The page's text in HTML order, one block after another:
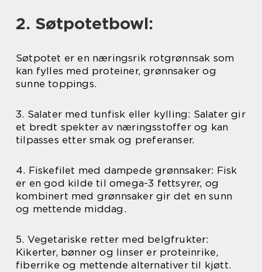
2. Søtpotetbowl:
Søtpotet er en næringsrik rotgrønnsak som
kan fylles med proteiner, grønnsaker og
sunne toppings.
3. Salater med tunfisk eller kylling: Salater gir
et bredt spekter av næringsstoffer og kan
tilpasses etter smak og preferanser.
4. Fiskefilet med dampede grønnsaker: Fisk
er en god kilde til omega-3 fettsyrer, og
kombinert med grønnsaker gir det en sunn
og mettende middag.
5. Vegetariske retter med belgfrukter:
Kikerter, bønner og linser er proteinrike,
fiberrike og mettende alternativer til kjøtt.